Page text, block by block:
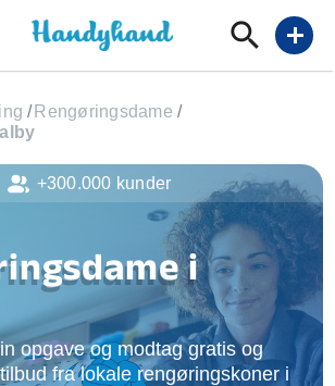
add
/ Rengøringsdame /
i
opgave og modtag gratis og
fra lokale rengøringskoner i
+300.000 kunder